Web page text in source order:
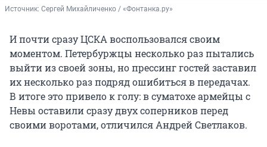
Источник: Сергей Михайличенко / «Фонтанка.ру»
И почти сразу ЦСКА воспользовался своим
моментом. Петербуржцы несколько раз пытались
выйти из своей зоны, но прессинг гостей заставил
их несколько раз подряд ошибиться в передачах.
В итоге это привело к голу: в суматохе армейцы с
Невы оставили сразу двух соперников перед
своими воротами, отличился Андрей Светлаков.